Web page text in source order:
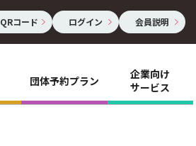
QRコード ログイン 会員説明
団体予約プラン
企業向け
サービス